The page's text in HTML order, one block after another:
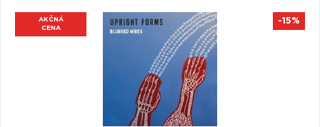
AKČNÁ
CENA
-15%